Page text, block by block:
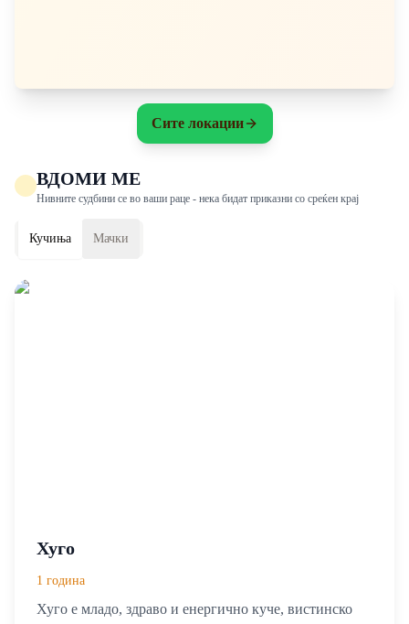
Сите локации
ВДОМИ МЕ
Нивните судбини се во ваши раце - нека бидат приказни со среќен крај
Кучиња Мачки
Хуго
1 година
Хуго е младо, здраво и енергично куче, вистинско